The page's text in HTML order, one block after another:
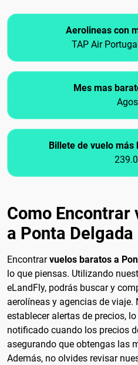
Aerolineas con
TAP Air
Mes mas
Billete de vuelo
Como Encontrar
a Ponta Delgada
Encontrarvuelos baratos a
lo que piensas. Utilizando
eLandFly, podrás buscar y
aerolíneas y agencias de
establecer alertas de precios,
notificado cuando los precios
asegurando que obtengas las
Además, no olvides revisar